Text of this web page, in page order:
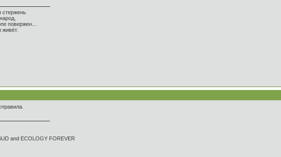
стержень
повержен...
живёт.
and ECOLOGY FOREVER